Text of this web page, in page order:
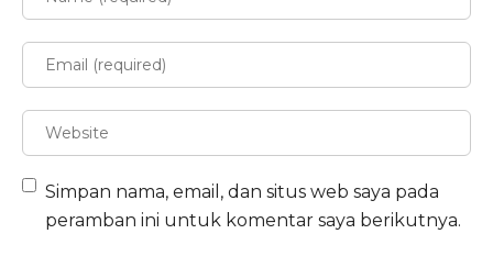
Simpan nama, email, dan situs web saya pada
peramban ini untuk komentar saya berikutnya.